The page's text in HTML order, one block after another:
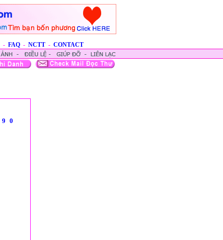
- FAQ - NCTT - CONTACT
9 0